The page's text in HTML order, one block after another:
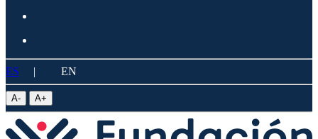
ES | EN
A- A+